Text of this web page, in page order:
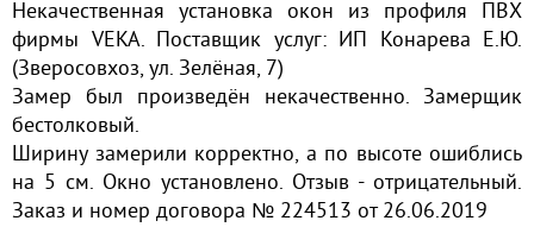
Некачественная установка окон из профиля ПВХ
фирмы VEKA. Поставщик услуг: ИП Конарева Е.Ю.
(Зверосовхоз, ул. Зелёная, 7)
Замер был произведён некачественно. Замерщик
бестолковый.
Ширину замерили корректно, а по высоте ошиблись
на 5 см. Окно установлено. Отзыв - отрицательный.
Заказ и номер договора № 224513 от 26.06.2019